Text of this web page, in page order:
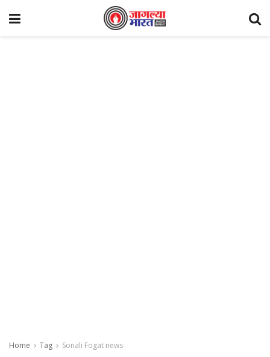
Home Tag Sonali Fogat news